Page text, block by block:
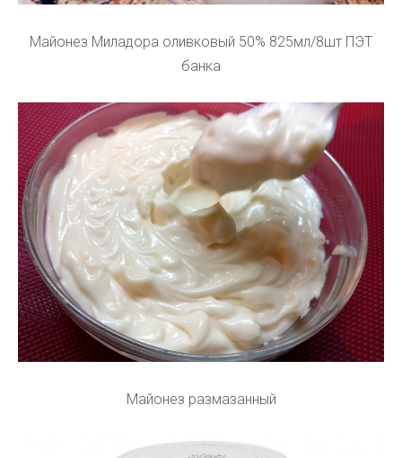
Майонез Миладора оливковый 50% 825мл/8шт ПЭТ
банка
Майонез размазанный